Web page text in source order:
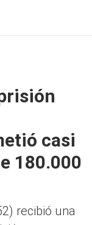
casi
180.000
recibió una